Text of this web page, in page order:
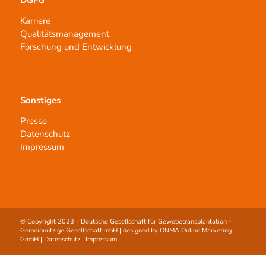
Karriere
Qualitätsmanagement
Forschung und Entwicklung
Sonstiges
Presse
Datenschutz
Impressum
© Copyright 2023 - Deutsche Gesellschaft für Gewebetransplantation -
Gemeinnützige Gesellschaft mbH| designed by ONMA Online Marketing
GmbH| Datenschutz| Impressum